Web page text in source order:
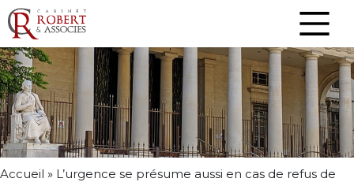
Accueil » L’urgence se présume aussi en cas de refus de